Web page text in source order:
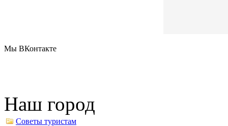
Мы ВКонтакте
Наш город
Советы туристам